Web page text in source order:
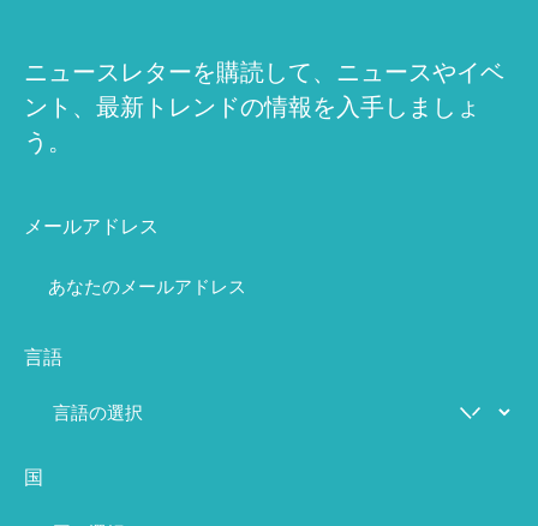
ニュースレターを購読して、ニュースやイベ
ント、最新トレンドの情報を入手しましょ
う。
メールアドレス
言語
国